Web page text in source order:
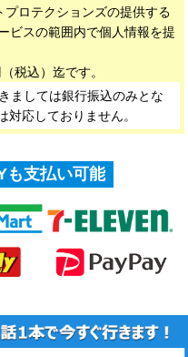
ロテクションズの提供する
ビスの範囲内で個人情報を提
税込）迄です。
ましては銀行振込のみとな
対応しておりません。
も支払い可能